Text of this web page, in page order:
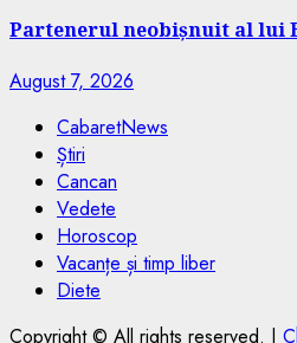
Partenerul neobișnuit al lui
August 7, 2026
CabaretNews
Știri
Cancan
Vedete
Horoscop
Vacanțe și timp liber
Diete
Copyright © All rights reserved. |